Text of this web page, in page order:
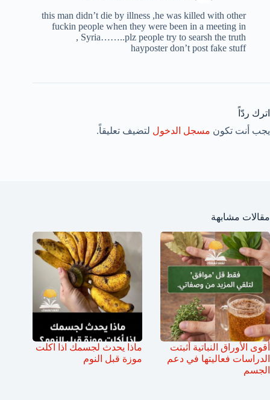
this man didn’t die by illness ,he was killed with other
fuckin people when they were been in a meeting in
Syria……..plz people try to searsh the truth ,
hayposter don’t post fake stuff
اترك ردّاً
يجب أنت تكون مسجل الدخول لتضيف تعليقاً.
مقالات مشابهة
أقوى الأوراق النباتية أثبتت
الدراسات فعاليتها في دعم
الجسم
ماذا يحدث لجسمك اذا اكلت
موزة قبل النوم